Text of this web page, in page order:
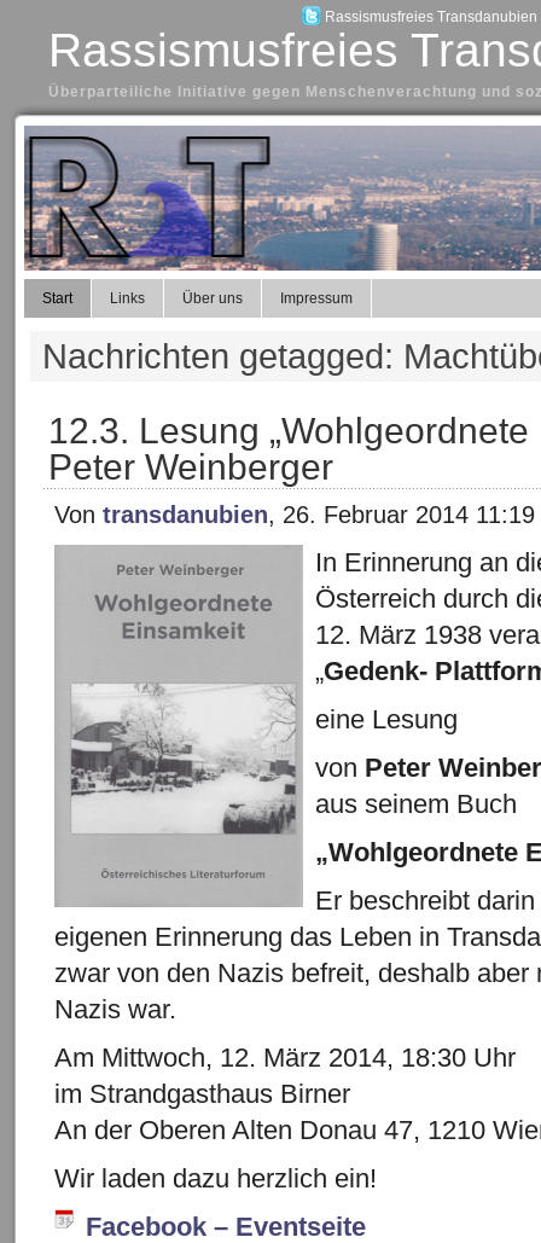
Rassismusfreies Transdanubien
Rassismusfreies
Überparteiliche Initiative gegen Menschenverachtung und
Start Links Über uns Impressum
Nachrichten getagged:
12.3. Lesung
Peter Weinberger
Von transdanubien, 26. Februar 2014 11:19
In Erinnerung an
Österreich durch
12. März 1938
„Gedenk-
eine Lesung
von Peter
aus seinem Buch
„Wohlgeordnete
Er beschreibt
eigenen Erinnerung das Leben in
zwar von den Nazis befreit, deshalb aber
Nazis war.
Am Mittwoch, 12. März 2014, 18:30 Uhr
im Strandgasthaus Birner
An der Oberen Alten Donau 47, 1210
Wir laden dazu herzlich ein!
Facebook – Eventseite